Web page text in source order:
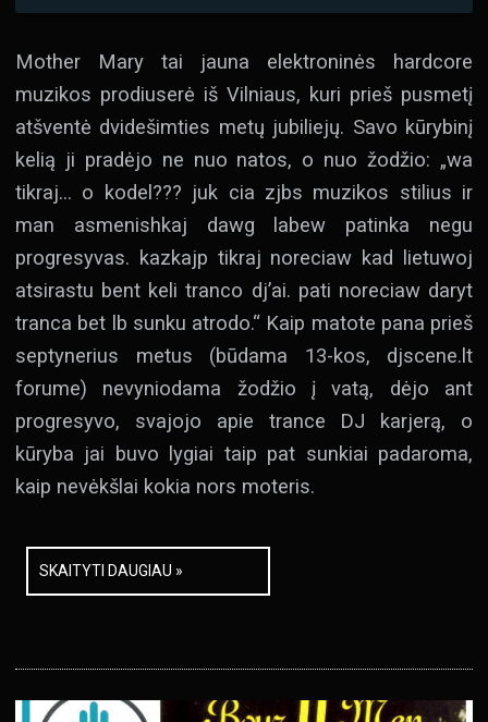
Mother Mary tai jauna elektroninės hardcore
muzikos prodiuserė iš Vilniaus, kuri prieš pusmetį
atšventė dvidešimties metų jubiliejų. Savo kūrybinį
kelią ji pradėjo ne nuo natos, o nuo žodžio: „wa
tikraj… o kodel??? juk cia zjbs muzikos stilius ir
man asmenishkaj dawg labew patinka negu
progresyvas. kazkajp tikraj noreciaw kad lietuwoj
atsirastu bent keli tranco dj’ai. pati noreciaw daryt
tranca bet lb sunku atrodo.“ Kaip matote pana prieš
septynerius metus (būdama 13-kos, djscene.lt
forume) nevyniodama žodžio į vatą, dėjo ant
progresyvo, svajojo apie trance DJ karjerą, o
kūryba jai buvo lygiai taip pat sunkiai padaroma,
kaip nevėkšlai kokia nors moteris.
SKAITYTI DAUGIAU »